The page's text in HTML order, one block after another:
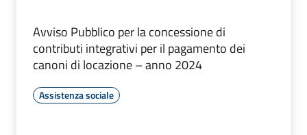
Avviso Pubblico per la concessione di
contributi integrativi per il pagamento dei
canoni di locazione – anno 2024
Assistenza sociale